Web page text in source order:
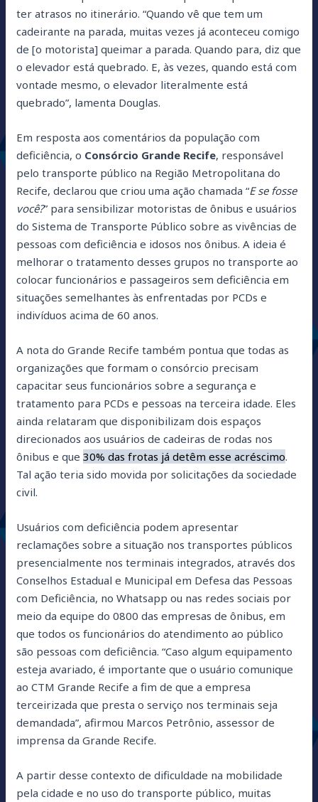
ter atrasos no itinerário. “Quando vê que tem um
cadeirante na parada, muitas vezes já aconteceu comigo
de [o motorista] queimar a parada. Quando para, diz que
o elevador está quebrado. E, às vezes, quando está com
vontade mesmo, o elevador literalmente está
quebrado”, lamenta Douglas.
Em resposta aos comentários da população com
deficiência, o Consórcio Grande Recife, responsável
pelo transporte público na Região Metropolitana do
Recife, declarou que criou uma ação chamada “E se fosse
você?” para sensibilizar motoristas de ônibus e usuários
do Sistema de Transporte Público sobre as vivências de
pessoas com deficiência e idosos nos ônibus. A ideia é
melhorar o tratamento desses grupos no transporte ao
colocar funcionários e passageiros sem deficiência em
situações semelhantes às enfrentadas por PCDs e
indivíduos acima de 60 anos.
A nota do Grande Recife também pontua que todas as
organizações que formam o consórcio precisam
capacitar seus funcionários sobre a segurança e
tratamento para PCDs e pessoas na terceira idade. Eles
ainda relataram que disponibilizam dois espaços
direcionados aos usuários de cadeiras de rodas nos
ônibus e que30% das frotas já detêm esse acréscimo.
Tal ação teria sido movida por solicitações da sociedade
civil.
Usuários com deficiência podem apresentar
reclamações sobre a situação nos transportes públicos
presencialmente nos terminais integrados, através dos
Conselhos Estadual e Municipal em Defesa das Pessoas
com Deficiência, no Whatsapp ou nas redes sociais por
meio da equipe do 0800 das empresas de ônibus, em
que todos os funcionários do atendimento ao público
são pessoas com deficiência. “Caso algum equipamento
esteja avariado, é importante que o usuário comunique
ao CTM Grande Recife a fim de que a empresa
terceirizada que presta o serviço nos terminais seja
demandada”, afirmou Marcos Petrônio, assessor de
imprensa da Grande Recife.
A partir desse contexto de dificuldade na mobilidade
pela cidade e no uso do transporte público, muitas